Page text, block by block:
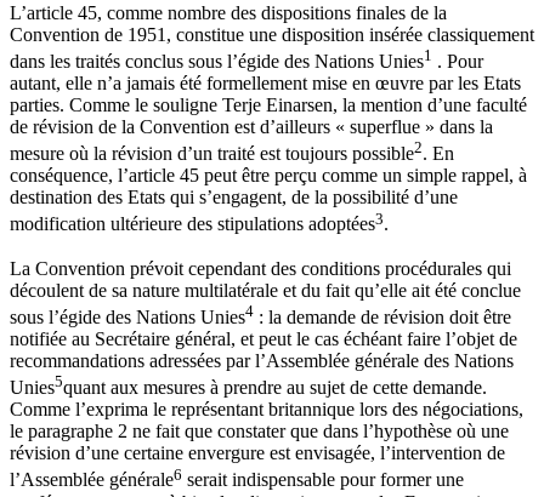
L’article 45, comme nombre des dispositions finales de la
Convention de 1951, constitue une disposition insérée classiquement
dans les traités conclus sous l’égide des Nations Unies1 . Pour
autant, elle n’a jamais été formellement mise en œuvre par les Etats
parties. Comme le souligne Terje Einarsen, la mention d’une faculté
de révision de la Convention est d’ailleurs « superflue » dans la
mesure où la révision d’un traité est toujours possible2. En
conséquence, l’article 45 peut être perçu comme un simple rappel, à
destination des Etats qui s’engagent, de la possibilité d’une
modification ultérieure des stipulations adoptées3.
La Convention prévoit cependant des conditions procédurales qui
découlent de sa nature multilatérale et du fait qu’elle ait été conclue
sous l’égide des Nations Unies4 : la demande de révision doit être
notifiée au Secrétaire général, et peut le cas échéant faire l’objet de
recommandations adressées par l’Assemblée générale des Nations
Unies5quant aux mesures à prendre au sujet de cette demande.
Comme l’exprima le représentant britannique lors des négociations,
le paragraphe 2 ne fait que constater que dans l’hypothèse où une
révision d’une certaine envergure est envisagée, l’intervention de
l’Assemblée générale6 serait indispensable pour former une